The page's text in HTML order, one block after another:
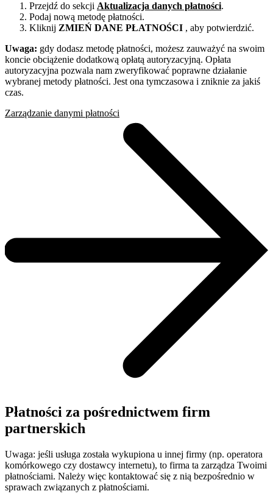
Przejdź do sekcji Aktualizacja danych płatności.
Podaj nową metodę płatności.
Kliknij ZMIEŃ DANE PŁATNOŚCI , aby potwierdzić.
Uwaga: gdy dodasz metodę płatności, możesz zauważyć na swoim
koncie obciążenie dodatkową opłatą autoryzacyjną. Opłata
autoryzacyjna pozwala nam zweryfikować poprawne działanie
wybranej metody płatności. Jest ona tymczasowa i zniknie za jakiś
czas.
Zarządzanie danymi płatności
Płatności za pośrednictwem firm
partnerskich
Uwaga: jeśli usługa została wykupiona u innej firmy (np. operatora
komórkowego czy dostawcy internetu), to firma ta zarządza Twoimi
płatnościami. Należy więc kontaktować się z nią bezpośrednio w
sprawach związanych z płatnościami.